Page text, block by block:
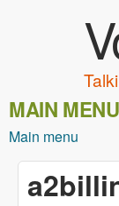
MAIN MENU
Main menu